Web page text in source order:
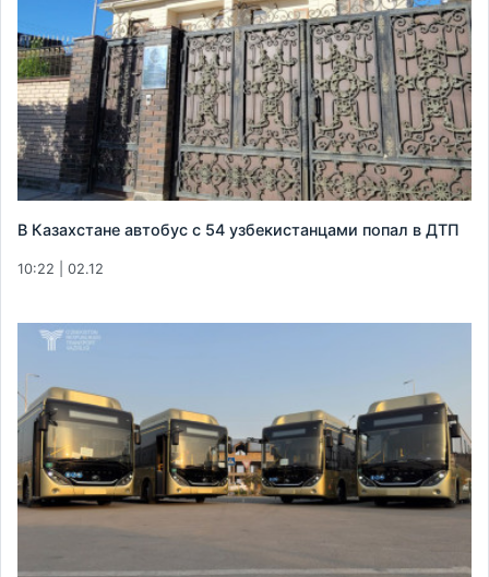
В Казахстане автобус с 54 узбекистанцами попал в ДТП
10:22 | 02.12